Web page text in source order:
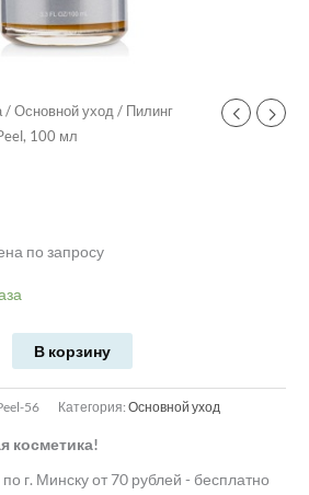
/Основной уход / Пилинг
100 мл
по запросу
В корзину
56 Категория:Основной уход
косметика!
г. Минску от 70 рублей - бесплатно